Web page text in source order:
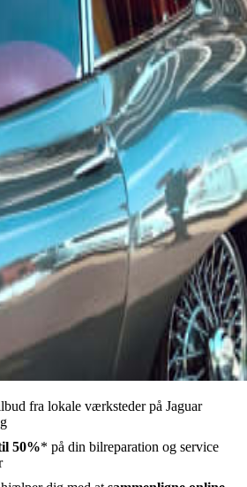
fra lokale værksteder på Jaguar
50%* på din bilreparation og service